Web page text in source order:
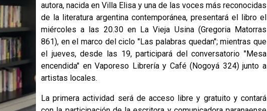
autora, nacida en Villa Elisa y una de las voces más reconocidas
de la literatura argentina contemporánea, presentará el libro el
miércoles a las 20.30 en La Vieja Usina (Gregoria Matorras
861), en el marco del ciclo "Las palabras quedan"; mientras que
el jueves, desde las 19, participará del conversatorio "Mesa
encendida" en Vaporeso Librería y Café (Nogoyá 324) junto a
artistas locales.
La primera actividad será de acceso libre y gratuito y contará